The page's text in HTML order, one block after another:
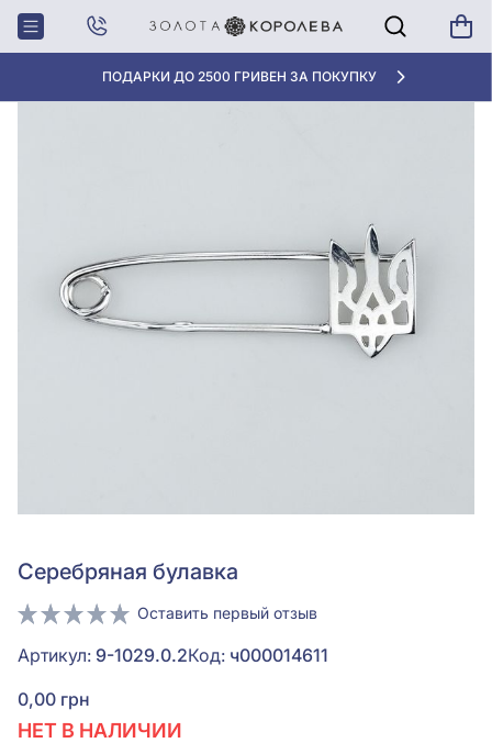
АКЦИЯ ДЛЯ КЛИЕНТОВ «НОВАЯ ПОЧТА»
Главная Серебряная булавка
Серебряная булавка
Оставить первый отзыв
Артикул: 9-1029.0.2Код: ч000014611
0,00 грн
НЕТ В НАЛИЧИИ